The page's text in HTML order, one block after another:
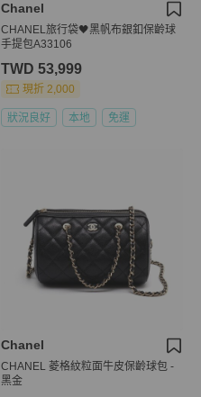
Chanel
CHANEL旅行袋🖤黑帆布銀釦保齡球
手提包A33106
TWD 53,999
現折 2,000
狀況良好 本地 免運
Chanel
CHANEL 菱格紋粒面牛皮保齡球包 -
黑金